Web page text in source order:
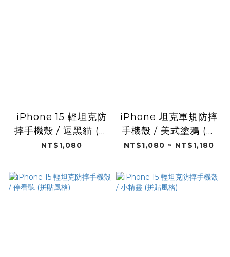
iPhone 15 輕坦克防
摔手機殼 / 逗黑貓 (拼
貼風格)
NT$1,080
iPhone 坦克軍規防摔
手機殼 / 美式塗鴉 (塗
鴉拼貼)
NT$1,080 ~ NT$1,180